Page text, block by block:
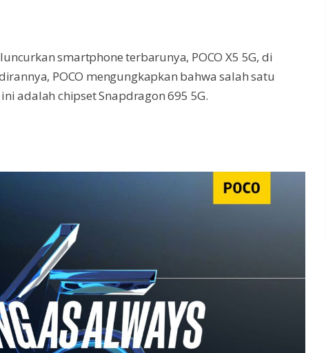
smartphone terbarunya, POCO X5 5G, di
POCO mengungkapkan bahwa salah satu
adalah chipset Snapdragon 695 5G.